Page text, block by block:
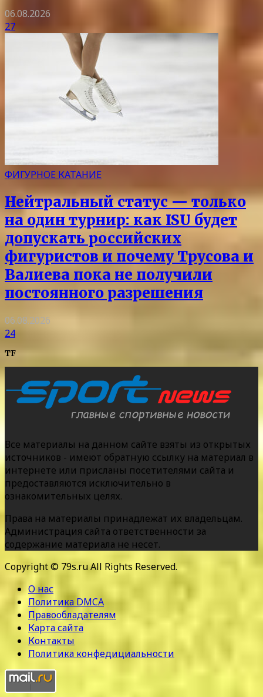
06.08.2026
27
ФИГУРНОЕ КАТАНИЕ
Нейтральный статус — только
на один турнир: как ISU будет
допускать российских
фигуристов и почему Трусова и
Валиева пока не получили
постоянного разрешения
06.08.2026
24
TF
Все материалы на данном сайте взяты из открытых
источников - имеют обратную ссылку на материал в
интернете или присланы посетителями сайта и
предоставляются исключительно в
ознакомительных целях.
Права на материалы принадлежат их владельцам.
Администрация сайта ответственности за
содержание материала не несет.
Copyright © 79s.ru All Rights Reserved.
О нас
Политика DMCA
Правообладателям
Карта сайта
Контакты
Политика конфедициальности